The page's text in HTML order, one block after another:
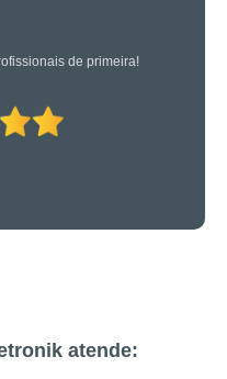
de primeira!
atende: